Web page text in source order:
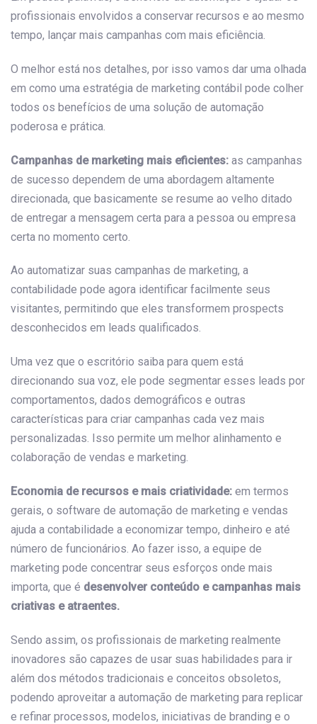
profissionais envolvidos a conservar recursos e ao mesmo
tempo, lançar mais campanhas com mais eficiência.
O melhor está nos detalhes, por isso vamos dar uma olhada
em como uma estratégia de marketing contábil pode colher
todos os benefícios de uma solução de automação
poderosa e prática.
Campanhas de marketing mais eficientes: as campanhas
de sucesso dependem de uma abordagem altamente
direcionada, que basicamente se resume ao velho ditado
de entregar a mensagem certa para a pessoa ou empresa
certa no momento certo.
Ao automatizar suas campanhas de marketing, a
contabilidade pode agora identificar facilmente seus
visitantes, permitindo que eles transformem prospects
desconhecidos em leads qualificados.
Uma vez que o escritório saiba para quem está
direcionando sua voz, ele pode segmentar esses leads por
comportamentos, dados demográficos e outras
características para criar campanhas cada vez mais
personalizadas. Isso permite um melhor alinhamento e
colaboração de vendas e marketing.
Economia de recursos e mais criatividade: em termos
gerais, o software de automação de marketing e vendas
ajuda a contabilidade a economizar tempo, dinheiro e até
número de funcionários. Ao fazer isso, a equipe de
marketing pode concentrar seus esforços onde mais
importa, que é desenvolver conteúdo e campanhas mais
criativas e atraentes.
Sendo assim, os profissionais de marketing realmente
inovadores são capazes de usar suas habilidades para ir
além dos métodos tradicionais e conceitos obsoletos,
podendo aproveitar a automação de marketing para replicar
e refinar processos, modelos, iniciativas de branding e o